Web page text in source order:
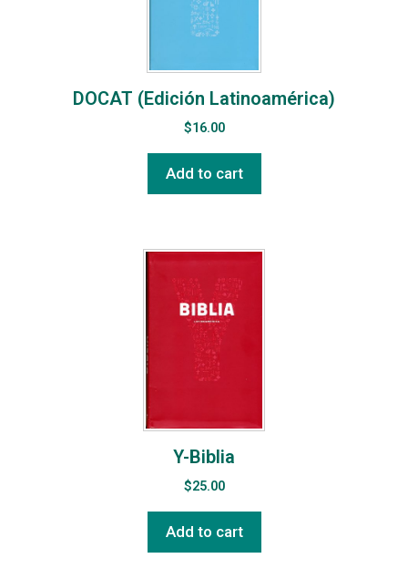
DOCAT (Edición Latinoamérica)
$16.00
Add to cart
Y-Biblia
$25.00
Add to cart